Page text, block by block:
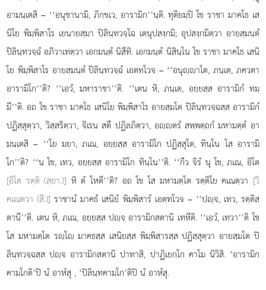
อามนฺเตสิ – ‘‘อนุชานามิ, ภิกฺขเว, อารามิก’’นฺติ. ทุติยมฺปิ โข ราชา มาคโธ เส
นิโย พิมฺพิสาโร เยนายสฺมา ปิลินฺทวจฺโฉ เตนุปสงฺกมิ; อุปสงฺกมิตฺวา อายสฺมนฺตํ
ปิลินฺทวจฺฉํอภิวาเทตฺวา เอกมนฺตํ นิสีทิ. เอกมนฺตํ นิสินฺโน โข ราชา มาคโธ เสนิ
โย พิมฺพิสาโร อายสฺมนฺตํ ปิลินฺทวจฺฉํ เอตทโวจ – ‘‘อนุฺาโต, ภนฺเต, ภควตา
อารามิโก’’ติ? ‘‘เอวํ, มหาราชา’’ติ. ‘‘เตน หิ, ภนฺเต, อยฺยสฺส อารามิกํ ทมฺ
มี’’ติ. อถ โข ราชา มาคโธ เสนิโย พิมฺพิสาโรอายสฺมโต ปิลินฺทวจฺฉสฺส อารามิกํ
ปฏิสฺสุตฺวา, วิสฺสริตฺวา, จิเรน สตึ ปฏิลภิตฺวา, อฺตรํ สพฺพตฺถกํ มหามตฺตํ อา
มนฺเตสิ – ‘‘โย มยา, ภเณ, อยฺยสฺส อารามิโก ปฏิสฺสุโต, ทินฺโน โส อารามิ
โก’’ติ? ‘‘น โข, เทว, อยฺยสฺส อารามิโก ทินฺโน’’ติ. ‘‘กีว จิรํ นุ โข, ภเณ, อิโต
[อิโต รตฺติ (สฺยา.)] หิ ตํ โหตี’’ติ? อถ โข โสมหามตฺโต รตฺติโย คเณตฺวา [วิ
คเณตฺวา (สี.)] ราชานํ มาคธํ เสนิยํ พิมฺพิสารํ เอตทโวจ – ‘‘ปฺจ, เทว, รตฺติส
ตานี’’ติ. เตน หิ, ภเณ, อยฺยสฺส ปฺจ อารามิกสตานิ เทหีติ. ‘‘เอวํ, เทวา’’ติ โข
โส มหามตฺโต รฺโ มาคธสฺส เสนิยสฺส พิมฺพิสารสฺส ปฏิสฺสุตฺวา อายสฺมโต ปิ
ลินฺทวจฺฉสฺส ปฺจ อารามิกสตานิ ปาทาสิ, ปาฏิเยกฺโก คาโม นิวิสิ. ‘อารามิก
คามโกติ’ปิ นํ อาหํสุ , ‘ปิลินฺทคามโก’ติปิ นํ อาหํสุ.